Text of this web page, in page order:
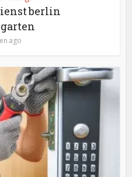
berlin
ago